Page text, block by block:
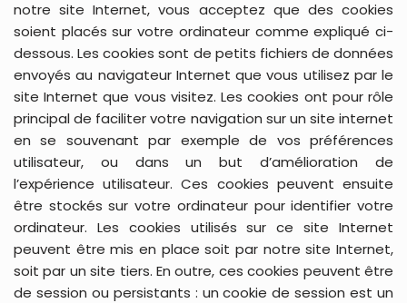
notre site Internet, vous acceptez que des cookies
soient placés sur votre ordinateur comme expliqué ci-
dessous. Les cookies sont de petits fichiers de données
envoyés au navigateur Internet que vous utilisez par le
site Internet que vous visitez. Les cookies ont pour rôle
principal de faciliter votre navigation sur un site internet
en se souvenant par exemple de vos préférences
utilisateur, ou dans un but d’amélioration de
l’expérience utilisateur. Ces cookies peuvent ensuite
être stockés sur votre ordinateur pour identifier votre
ordinateur. Les cookies utilisés sur ce site Internet
peuvent être mis en place soit par notre site Internet,
soit par un site tiers. En outre, ces cookies peuvent être
de session ou persistants : un cookie de session est un